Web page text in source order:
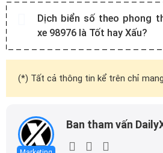
Dịch biển số theo phong
xe 98976 là Tốt hay Xấu?
(*) Tất cả thông tin kể trên chỉ
Ban tham vấn